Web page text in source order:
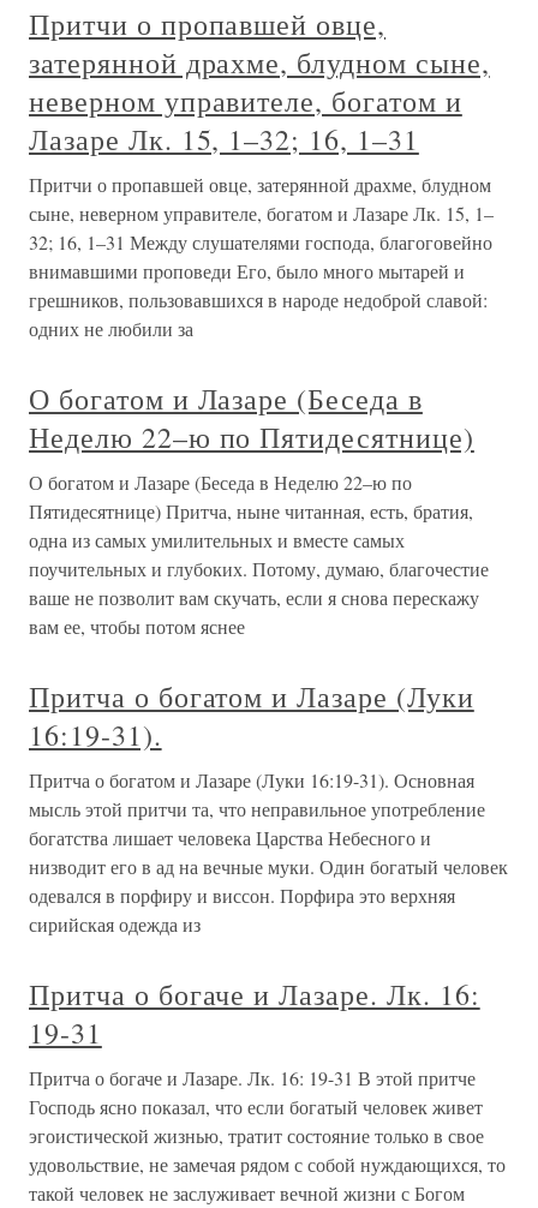
Притчи о пропавшей овце,
затерянной драхме, блудном сыне,
неверном управителе, богатом и
Лазаре Лк. 15, 1–32; 16, 1–31
Притчи о пропавшей овце, затерянной драхме, блудном
сыне, неверном управителе, богатом и Лазаре Лк. 15, 1–
32; 16, 1–31 Между слушателями господа, благоговейно
внимавшими пpоповеди Его, было много мытарей и
грешников, пользовавшихся в народе недоброй славой:
одних не любили за
О богатом и Лазаре (Беседа в
Неделю 22–ю по Пятидесятнице)
О богатом и Лазаре (Беседа в Неделю 22–ю по
Пятидесятнице) Притча, ныне читанная, есть, братия,
одна из самых умилительных и вместе самых
поучительных и глубоких. Потому, думаю, благочестие
ваше не позволит вам скучать, если я снова перескажу
вам ее, чтобы потом яснее
Притча о богатом и Лазаре (Луки
16:19-31).
Притча о богатом и Лазаре (Луки 16:19-31). Основная
мысль этой притчи та, что неправильное употребление
богатства лишает человека Царства Небесного и
низводит его в ад на вечные муки. Один богатый человек
одевался в порфиру и виссон. Порфира это верхняя
сирийская одежда из
Притча о богаче и Лазаре. Лк. 16:
19-31
Притча о богаче и Лазаре. Лк. 16: 19-31 В этой притче
Господь ясно показал, что если богатый человек живет
эгоистической жизнью, тратит состояние только в свое
удовольствие, не замечая рядом с собой нуждающихся, то
такой человек не заслуживает вечной жизни с Богом